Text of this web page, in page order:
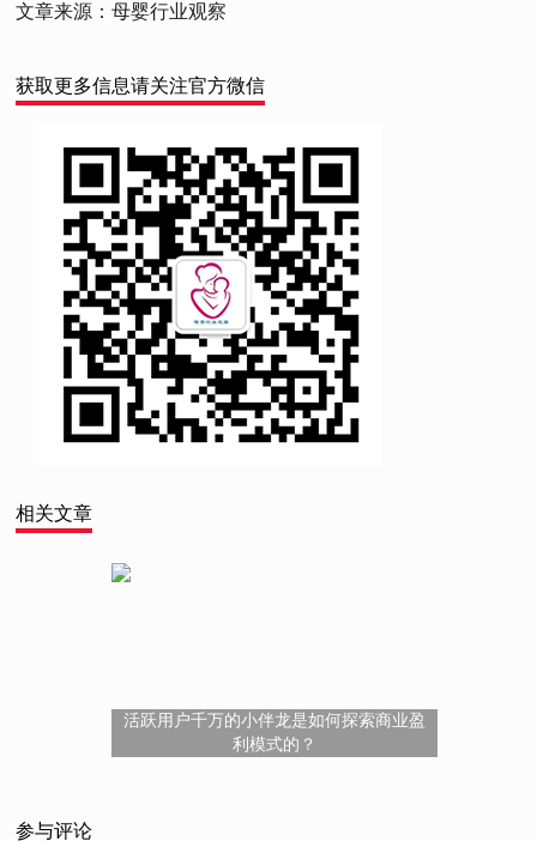
文章来源：母婴行业观察
获取更多信息请关注官方微信
相关文章
活跃用户千万的小伴龙是如何探索商业盈
利模式的？
参与评论